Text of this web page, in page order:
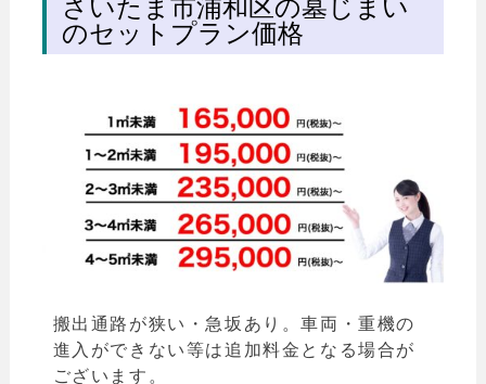
さいたま市浦和区の墓じまい
のセットプラン価格
搬出通路が狭い・急坂あり。車両・重機の
進入ができない等は追加料金となる場合が
ございます。